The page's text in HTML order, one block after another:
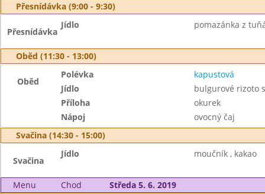
Přesnídávka (9:00 - 9:30)
Přesnídávka
Jídlo pomazánka z
Oběd (11:30 - 13:00)
Oběd
Polévka
kapustová
Jídlo
bulgurové rizoto
Příloha
okurek
Nápoj
ovocný čaj
Svačina (14:30 - 15:00)
Svačina
Jídlo moučník , kakao
Menu Chod
Středa 5. 6. 2019